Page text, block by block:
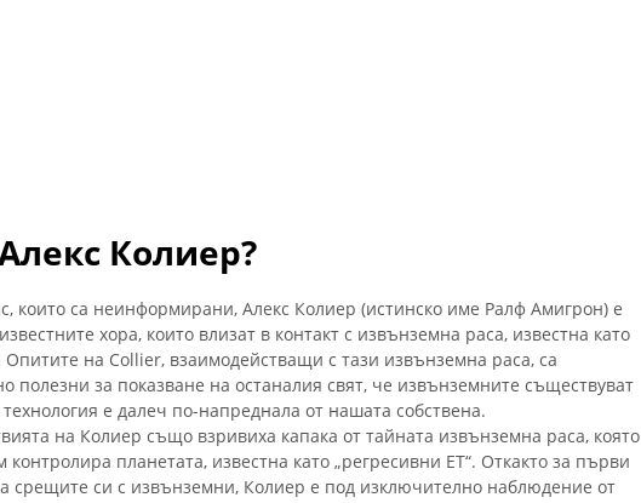
Колиер?
които са неинформирани, Алекс Колиер (истинско име Ралф Амигрон) е
хора, които влизат в контакт с извънземна раса, известна като
на Collier, взаимодействащи с тази извънземна раса, са
полезни за показване на останалия свят, че извънземните съществуват
е далеч по-напреднала от нашата собствена.
на Колиер също взривиха капака от тайната извънземна раса, която
планетата, известна като „регресивни ЕТ“. Откакто за първи
срещите си с извънземни, Колиер е под изключително наблюдение от